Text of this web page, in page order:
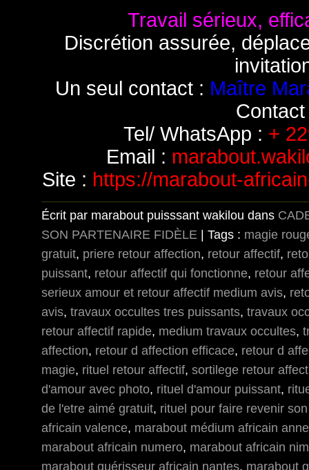
Travail sérieux,
Discrétion assurée,
Un seul contact : Maître
Contact
Tel/ WhatsApp : +
Email :
Site : https://marabout-
Écrit par marabout puisssant wakilou dans
SON PARTENAIRE FIDÈLE | Tags : magie
gratuit, priere retour affection, retour affectif,
puissant, retour affectif qui fonctionne, retour
serieux amour et retour affectif medium avis,
avis, travaux occultes tres puissants, travaux
retour affectif rapide, medium travaux occultes,
affection, retour d affection efficace, retour d
magie, rituel retour affectif, sortilege retour
d'amour avec photo, rituel d'amour puissant,
de l'etre aimé gratuit, rituel pour faire revenir
africain valence, marabout médium africain
marabout africain numero, marabout africain
marabout guérisseur africain nantes, marabout